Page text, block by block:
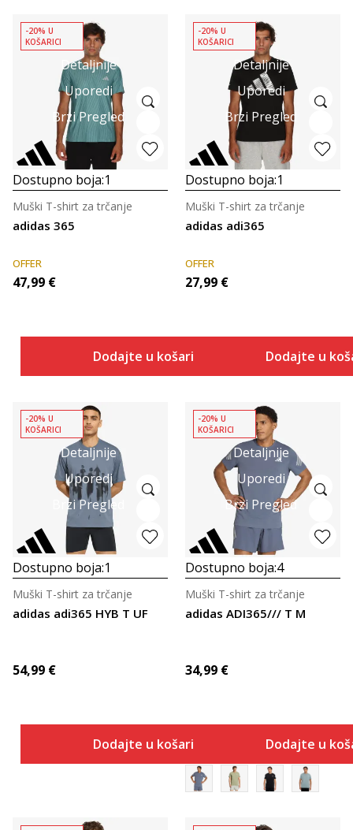
Detaljnije
Uporedi
Brzi Pregled
-20% U
KOŠARICI
Dostupno boja:1
adidas 365
Muški T-shirt za trčanje
OFFER
47,99 €
Dodajte u košaricu
Detaljnije
Uporedi
Brzi Pregled
-20% U
KOŠARICI
Dostupno boja:1
adidas adi365
Muški T-shirt za trčanje
OFFER
27,99 €
Dodajte u
Detaljnije
Uporedi
Brzi Pregled
-20% U
KOŠARICI
Dostupno boja:1
adidas adi365 HYB T UF
Muški T-shirt za trčanje
54,99 €
Dodajte u košaricu
Detaljnije
Uporedi
Brzi Pregled
-20% U
KOŠARICI
Dostupno boja:4
adidas ADI365/// T M
Muški T-shirt za trčanje
34,99 €
Dodajte u